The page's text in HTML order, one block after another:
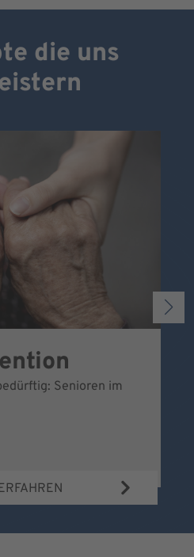
die uns
Senioren im